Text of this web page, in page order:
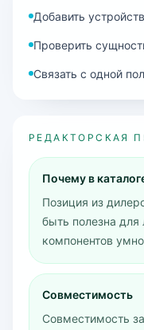
Добавить
Проверить
Связать с одной
РЕДАКТОРСКАЯ
Почему в
Позиция из
быть полезна для
компонентов
Совместимость
Совместимость